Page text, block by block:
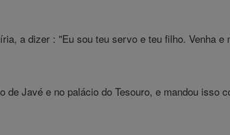
a dizer : "Eu sou teu servo e teu filho. Venha e
Javé e no palácio do Tesouro, e mandou isso